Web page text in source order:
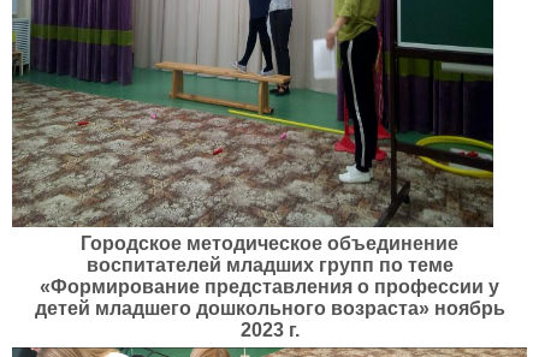
Городское методическое объединение
воспитателей младших групп по теме
«Формирование представления о профессии у
детей младшего дошкольного возраста»​ ноябрь
2023 г.